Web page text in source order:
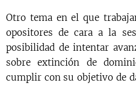
Otro tema en el que
opositores de cara a la
posibilidad de intentar
sobre extinción de
cumplir con su objetivo de